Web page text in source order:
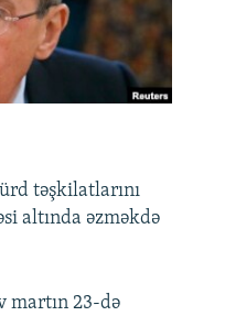
təşkilatlarını
altında əzməkdə
martın 23-də